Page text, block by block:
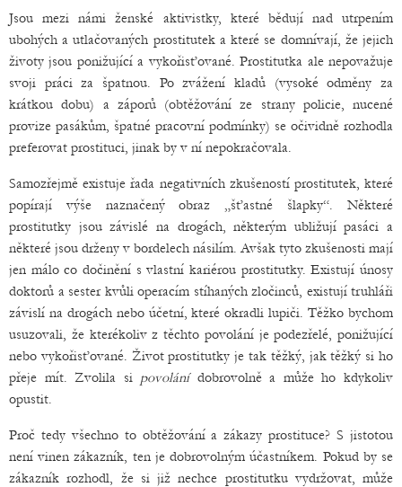
Jsou mezi námi ženské aktivistky, které bědují nad utrpením
ubohých a utlačovaných prostitutek a které se domnívají, že jejich
životy jsou ponižující a vykořisťované. Prostitutka ale nepovažuje
svoji práci za špatnou. Po zvážení kladů (vysoké odměny za
krátkou dobu) a záporů (obtěžování ze strany policie, nucené
provize pasákům, špatné pracovní podmínky) se očividně rozhodla
preferovat prostituci, jinak by v ní nepokračovala.
Samozřejmě existuje řada negativních zkušeností prostitutek, které
popírají výše naznačený obraz „šťastné šlapky“. Některé
prostitutky jsou závislé na drogách, některým ubližují pasáci a
některé jsou drženy v bordelech násilím. Avšak tyto zkušenosti mají
jen málo co dočinění s vlastní kariérou prostitutky. Existují únosy
doktorů a sester kvůli operacím stíhaných zločinců, existují truhláři
závislí na drogách nebo účetní, které okradli lupiči. Těžko bychom
usuzovali, že kterékoliv z těchto povolání je podezřelé, ponižující
nebo vykořisťované. Život prostitutky je tak těžký, jak těžký si ho
přeje mít. Zvolila si povolánídobrovolně a může ho kdykoliv
opustit.
Proč tedy všechno to obtěžování a zákazy prostituce? S jistotou
není vinen zákazník, ten je dobrovolným účastníkem. Pokud by se
zákazník rozhodl, že si již nechce prostitutku vydržovat, může